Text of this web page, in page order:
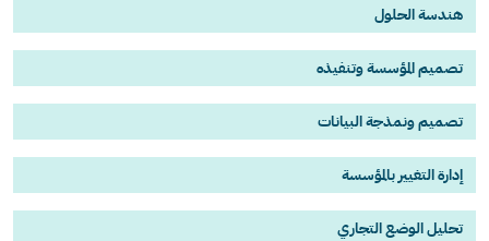
هندسة الحلول
تصميم المؤسسة وتنفيذه
تصميم ونمذجة البيانات
إدارة التغيير بالمؤسسة
تحليل الوضع التجاري